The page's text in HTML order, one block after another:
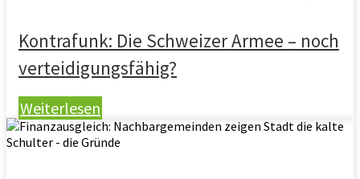
Kontrafunk: Die Schweizer Armee – noch
verteidigungsfähig?
Weiterlesen